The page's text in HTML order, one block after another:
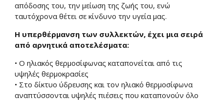
απόδοσης του, την μείωση της ζωής του, ενώ
ταυτόχρονα θέτει σε κίνδυνο την υγεία μας.
Η υπερθέρμανση των συλλεκτών, έχει μια σειρά
από αρνητικά αποτελέσματα:
• Ο ηλιακός θερμοσίφωνας καταπονείται από τις
υψηλές θερμοκρασίες
• Στο δίκτυο ύδρευσης και τον ηλιακό θερμοσίφωνα
αναπτύσσονται υψηλές πιέσεις που καταπονούν όλο